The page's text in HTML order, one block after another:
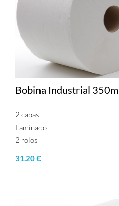
Bobina Industrial 350m
2 capas
Laminado
2 rolos
31.20 €